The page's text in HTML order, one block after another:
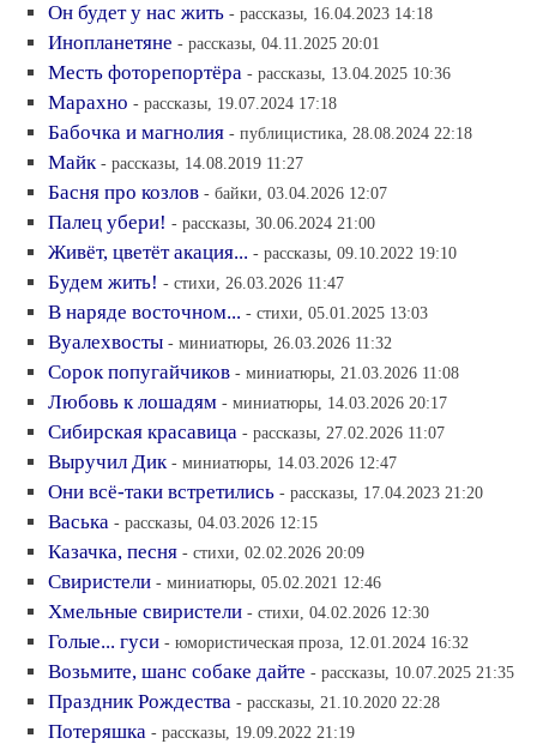
Он будет у нас жить - рассказы, 16.04.2023 14:18
Инопланетяне - рассказы, 04.11.2025 20:01
Месть фоторепортёра - рассказы, 13.04.2025 10:36
Марахно - рассказы, 19.07.2024 17:18
Бабочка и магнолия - публицистика, 28.08.2024 22:18
Майк - рассказы, 14.08.2019 11:27
Басня про козлов - байки, 03.04.2026 12:07
Палец убери! - рассказы, 30.06.2024 21:00
Живёт, цветёт акация... - рассказы, 09.10.2022 19:10
Будем жить! - стихи, 26.03.2026 11:47
В наряде восточном... - стихи, 05.01.2025 13:03
Вуалехвосты - миниатюры, 26.03.2026 11:32
Сорок попугайчиков - миниатюры, 21.03.2026 11:08
Любовь к лошадям - миниатюры, 14.03.2026 20:17
Сибирская красавица - рассказы, 27.02.2026 11:07
Выручил Дик - миниатюры, 14.03.2026 12:47
Они всё-таки встретились - рассказы, 17.04.2023 21:20
Васька - рассказы, 04.03.2026 12:15
Казачка, песня - стихи, 02.02.2026 20:09
Свиристели - миниатюры, 05.02.2021 12:46
Хмельные свиристели - стихи, 04.02.2026 12:30
Голые... гуси - юмористическая проза, 12.01.2024 16:32
Возьмите, шанс собаке дайте - рассказы, 10.07.2025 21:35
Праздник Рождества - рассказы, 21.10.2020 22:28
Потеряшка - рассказы, 19.09.2022 21:19